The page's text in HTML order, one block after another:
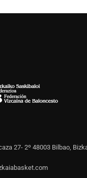
27- 2º 48003 Bilbao,